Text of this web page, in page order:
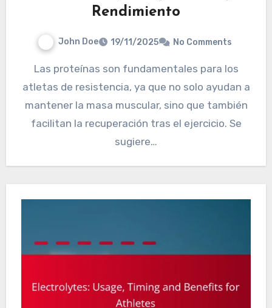
Rendimiento
John Doe 19/11/2025 No Comments
Las proteínas son fundamentales para los
atletas de resistencia, ya que no solo ayudan a
mantener la masa muscular, sino que también
facilitan la recuperación tras el ejercicio. Se
sugiere…